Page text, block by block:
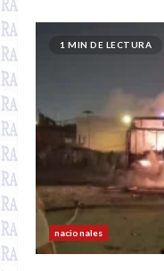
1 MIN DE LECTURA
nacionales